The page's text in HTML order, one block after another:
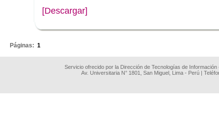
[Descargar]
Páginas: 1
Servicio ofrecido por la Dirección de Tecnologías de
Av. Universitaria N° 1801, San Miguel, Lima - Perú |